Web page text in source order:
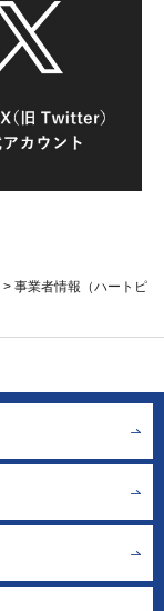
> 事業者情報（ハートピ